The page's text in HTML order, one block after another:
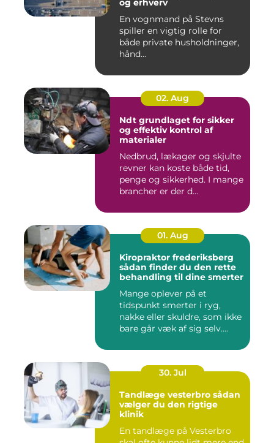
og erhverv
En vognmand på Stevns
spiller en vigtig rolle for
både private husholdninger,
hånd...
02. Aug
Ndt grundlaget for sikker
og effektiv kontrol af
materialer
Nedbrud, lækager og skjulte
revner kan koste både tid,
penge og sikkerhed. I mange
brancher er der d...
01. Aug
Kiropraktor frederiksberg
sådan finder du den rette
behandling til dine smerter
Mange oplever på et
tidspunkt smerter i ryg,
nakke eller skuldre, som ikke
bare går væk af sig selv....
30. Jul
Tandlæge vesterbro sådan
vælger du den rigtige
klinik
En tandlæge på Vesterbro